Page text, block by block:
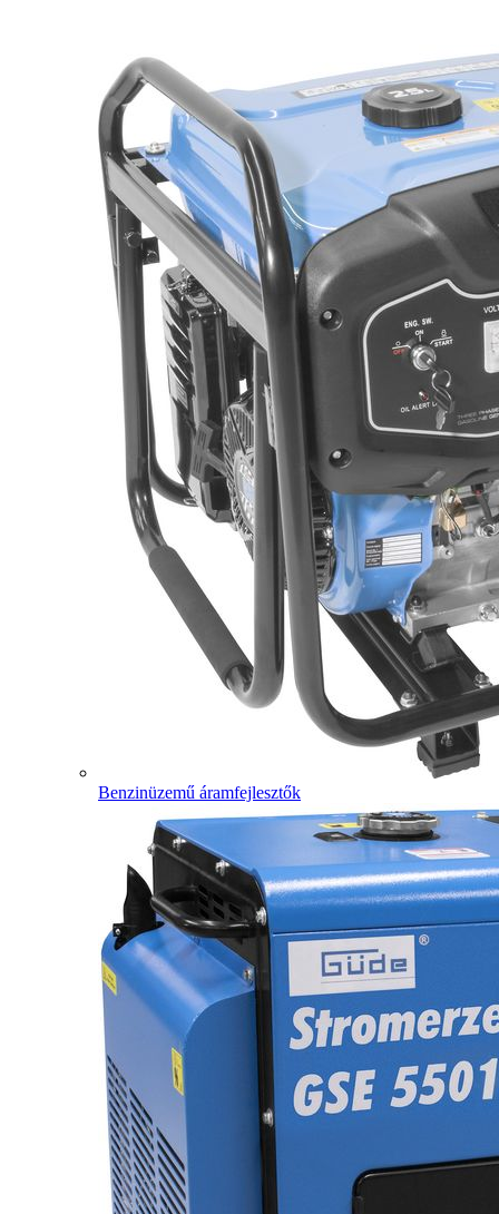
Benzinüzemű áramfejlesztők